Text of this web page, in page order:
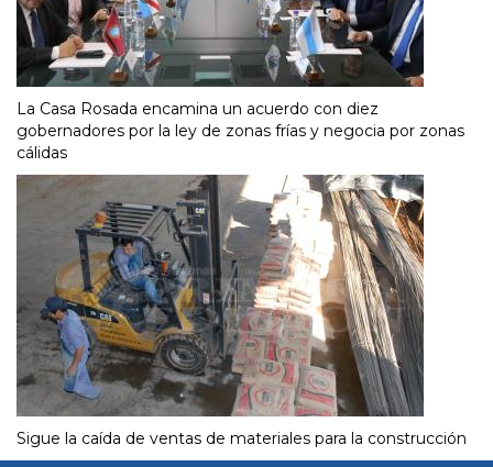
La Casa Rosada encamina un acuerdo con diez
gobernadores por la ley de zonas frías y negocia por zonas
cálidas
Sigue la caída de ventas de materiales para la construcción